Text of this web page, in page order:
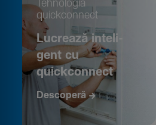
Tehno­logia
quickconnect
Lucrează inte­li­
gent cu
quickconnect
Descoperă